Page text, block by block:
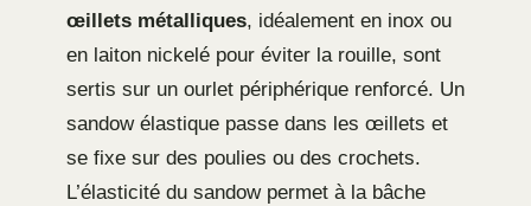
œillets métalliques, idéalement en inox ou
en laiton nickelé pour éviter la rouille, sont
sertis sur un ourlet périphérique renforcé. Un
sandow élastique passe dans les œillets et
se fixe sur des poulies ou des crochets.
L’élasticité du sandow permet à la bâche